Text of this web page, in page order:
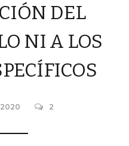
DEL
NI A LOS
2020 2